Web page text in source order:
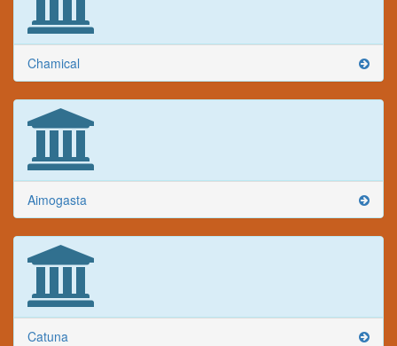
Chamical
Aimogasta
Catuna